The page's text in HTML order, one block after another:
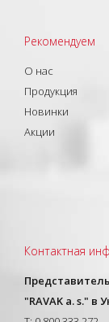
Рекомендуем
О нас
Продукция
Новинки
Акции
Контактная
"RAVAK a. s." в